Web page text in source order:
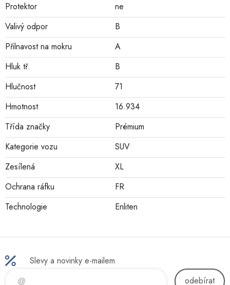
Protektor
ne
Valivý odpor
B
Přilnavost na mokru
A
Hluk tř.
B
Hlučnost
71
Hmotnost
16.934
Třída značky
Prémium
Kategorie vozu
SUV
Zesílená
XL
Ochrana ráfku
FR
Technologie
Enliten
Slevy a novinky e-mailem
odebírat